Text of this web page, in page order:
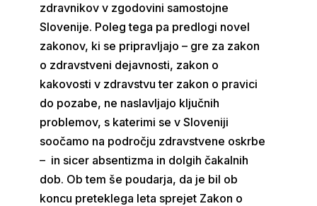
zdravnikov v zgodovini samostojne
Slovenije. Poleg tega pa predlogi novel
zakonov, ki se pripravljajo – gre za zakon
o zdravstveni dejavnosti, zakon o
kakovosti v zdravstvu ter zakon o pravici
do pozabe, ne naslavljajo ključnih
problemov, s katerimi se v Sloveniji
soočamo na področju zdravstvene oskrbe
– in sicer absentizma in dolgih čakalnih
dob. Ob tem še poudarja, da je bil ob
koncu preteklega leta sprejet Zakon o